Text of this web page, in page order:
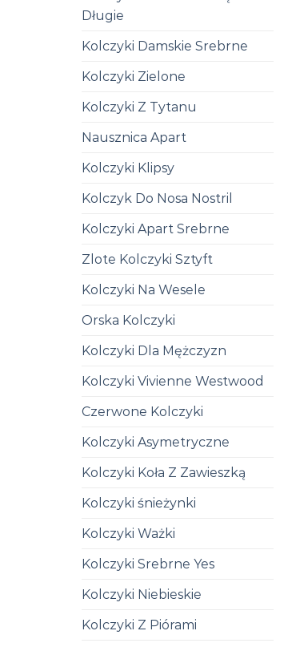
Długie
Kolczyki Damskie Srebrne
Kolczyki Zielone
Kolczyki Z Tytanu
Nausznica Apart
Kolczyki Klipsy
Kolczyk Do Nosa Nostril
Kolczyki Apart Srebrne
Zlote Kolczyki Sztyft
Kolczyki Na Wesele
Orska Kolczyki
Kolczyki Dla Mężczyzn
Kolczyki Vivienne Westwood
Czerwone Kolczyki
Kolczyki Asymetryczne
Kolczyki Koła Z Zawieszką
Kolczyki śnieżynki
Kolczyki Ważki
Kolczyki Srebrne Yes
Kolczyki Niebieskie
Kolczyki Z Piórami